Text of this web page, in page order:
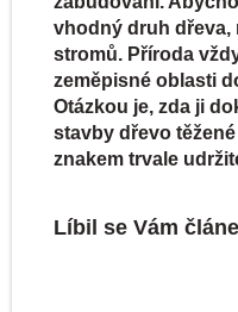
vhodný druh dřeva,
stromů. Příroda
zeměpisné oblasti
Otázkou je, zda ji
stavby dřevo
znakem trvale
Líbil se Vám